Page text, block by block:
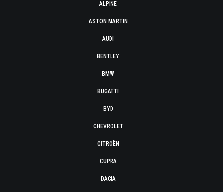
ALPINE
ASTON MARTIN
AUDI
BENTLEY
BMW
BUGATTI
BYD
CHEVROLET
CITROËN
CUPRA
DACIA